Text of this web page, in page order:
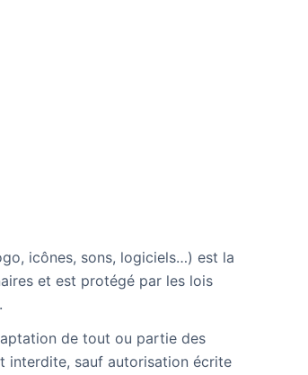
icônes, sons, logiciels…) est la
et est protégé par les lois
de tout ou partie des
interdite, sauf autorisation écrite